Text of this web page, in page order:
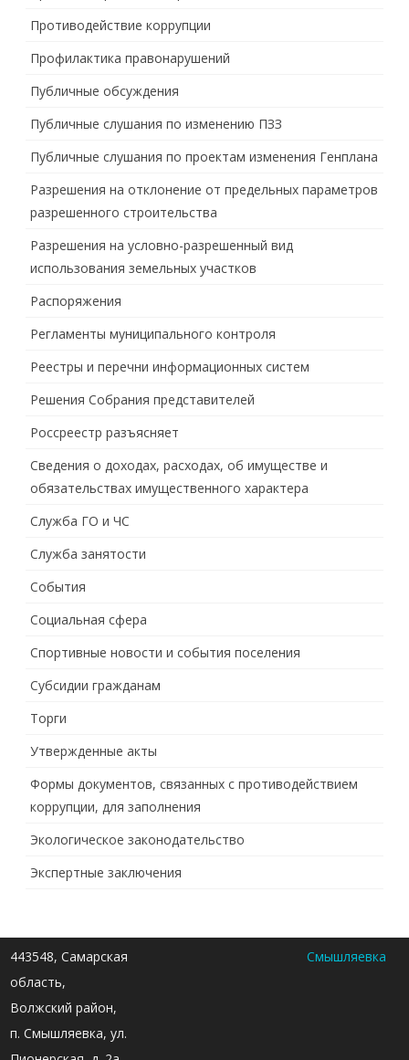
Противодействие коррупции
Профилактика правонарушений
Публичные обсуждения
Публичные слушания по изменению ПЗЗ
Публичные слушания по проектам изменения Генплана
Разрешения на отклонение от предельных параметров
разрешенного строительства
Разрешения на условно-разрешенный вид
использования земельных участков
Распоряжения
Регламенты муниципального контроля
Реестры и перечни информационных систем
Решения Собрания представителей
Россреестр разъясняет
Сведения о доходах, расходах, об имуществе и
обязательствах имущественного характера
Служба ГО и ЧС
Служба занятости
События
Социальная сфера
Спортивные новости и события поселения
Субсидии гражданам
Торги
Утвержденные акты
Формы документов, связанных с противодействием
коррупции, для заполнения
Экологическое законодательство
Экспертные заключения
443548, Самарская
область,
Волжский район,
п. Смышляевка, ул.
Смышляевка